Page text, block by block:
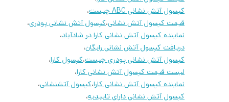
دارای استاندارد ملی869
شلنگ دارای روکش مخصوص و فشار بالا و مقاوم در برابر حرارت نور آفتاب
و دارای طول عمر بالا
نازل اختصاصی طراحی اسپانیا
طراحی اختصاصی گپ پایین و بالا
پلمپ مینی فست ۱۲/۵ سانت
کپسول آتش نشانی ABC چیست
،
قیمت کپسول آتش نشانی،کپسول آتش نشانی پودری،
نماینده کپسول آتش نشانی کارا در شادآباد،
دریافت کپسول آتش نشانی رایگان،
کپسول آتش نشانی پودری چیست،کپسول کارا،
لیست قیمت کپسول آتش نشانی کارا،
نماینده کپسول آتش نشانی کارا،کپسول آتشنشانی،
کپسول آتش نشانی دارای تاییدیه،